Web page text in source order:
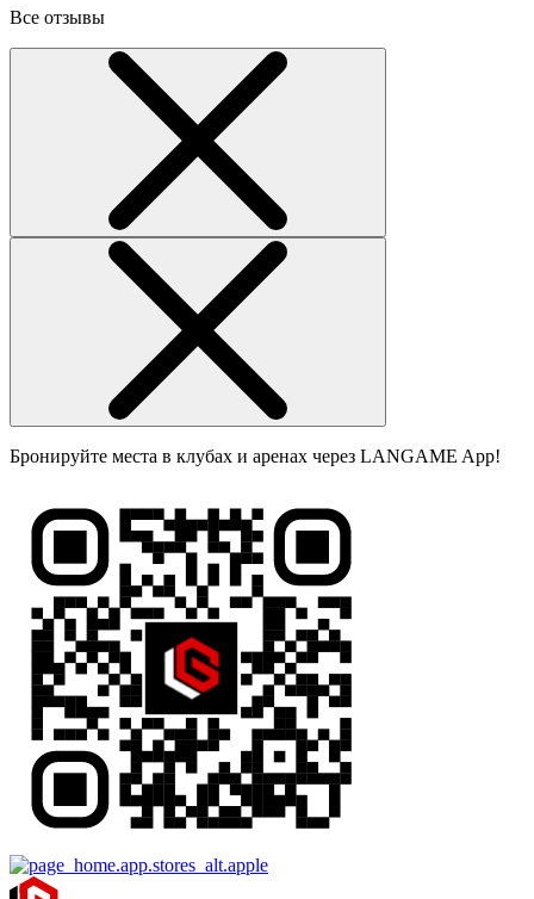
Все отзывы
Бронируйте места в клубах и аренах через LANGAME App!